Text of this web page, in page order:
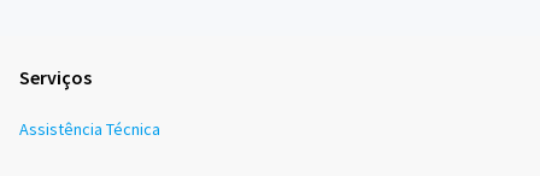
Serviços
Assistência Técnica